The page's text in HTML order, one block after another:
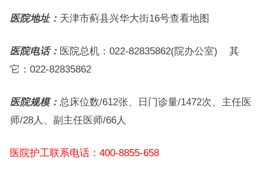
医院地址： 天津市蓟县兴华大街16号查看地图
医院电话： 医院总机：022-82835862(院办公室) 其
它：022-82835862
医院规模： 总床位数/612张、日门诊量/1472次、主任医
师/28人、副主任医师/66人
医院护工联系电话：400-8855-658